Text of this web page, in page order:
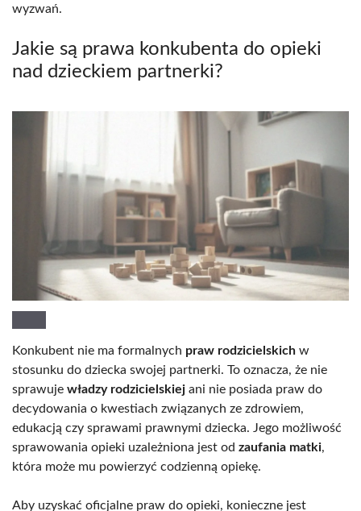
wyzwań.
Jakie są prawa konkubenta do opieki
nad dzieckiem partnerki?
Konkubent nie ma formalnych praw rodzicielskich w
stosunku do dziecka swojej partnerki. To oznacza, że nie
sprawuje władzy rodzicielskiej ani nie posiada praw do
decydowania o kwestiach związanych ze zdrowiem,
edukacją czy sprawami prawnymi dziecka. Jego możliwość
sprawowania opieki uzależniona jest od zaufania matki,
która może mu powierzyć codzienną opiekę.
Aby uzyskać oficjalne praw do opieki, konieczne jest